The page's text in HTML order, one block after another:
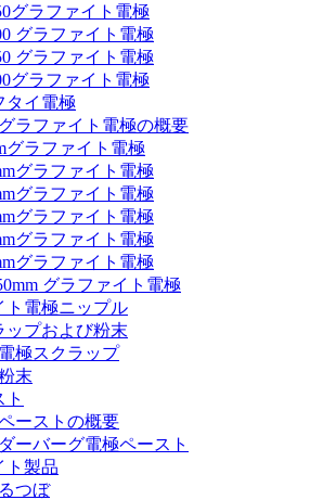
グラファイト電極
グラファイト電極
グラファイト電極
グラファイト電極
タイ電極
ラファイト電極の概要
グラファイト電極
グラファイト電極
グラファイト電極
グラファイト電極
グラファイト電極
グラファイト電極
グラファイト電極
ト電極ニップル
ップおよび粉末
極スクラップ
末
ト
ーストの概要
ーバーグ電極ペースト
ト製品
つぼ